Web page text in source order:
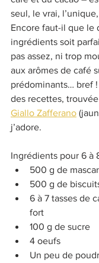
seul, le vrai,
Encore faut-il que le
ingrédients soit
pas assez, ni trop
aux arômes de café
prédominants… bref
des recettes,
Giallo Zafferano
j’adore.
Ingrédients pour 6 à
500 g de
500 g de
6 à 7 tasses de
fort
100 g de sucre
4 oeufs
Un peu de